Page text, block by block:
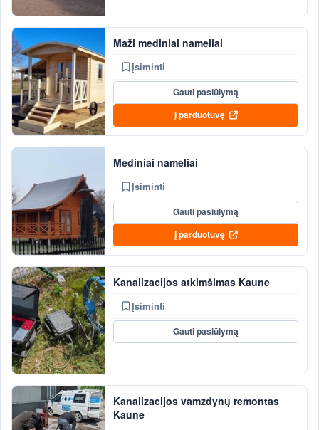
Maži mediniai nameliai
Įsiminti
Gauti pasiūlymą
Į parduotuvę
Mediniai nameliai
Įsiminti
Gauti pasiūlymą
Į parduotuvę
Kanalizacijos atkimšimas Kaune
Įsiminti
Gauti pasiūlymą
Kanalizacijos vamzdynų remontas
Kaune